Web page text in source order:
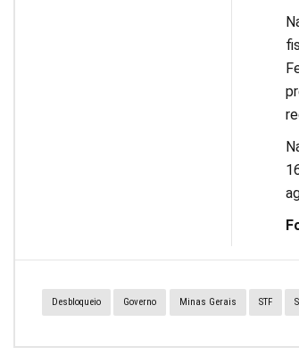
Desbloqueio Governo Minas Gerais STF